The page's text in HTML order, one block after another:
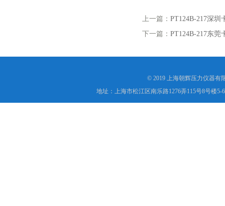
上一篇： PT124B-217深
下一篇： PT124B-217东
© 2019 上海朝辉压力仪器有
地址：上海市松江区南乐路1276弄115号8号楼5-